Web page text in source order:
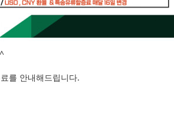
를 안내해드립니다.